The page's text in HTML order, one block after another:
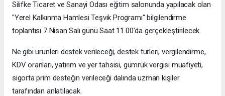
Silifke Ticaret ve Sanayi Odası eğitim salonunda yapılacak olan
"Yerel Kalkınma Hamlesi Teşvik Programı" bilgilendirme
toplantısı 7 Nisan Salı günü Saat 11.00’da gerçekleştirilecek.
Ne gibi ürünleri destek verileceği, destek türleri, vergilendirme,
KDV oranları, yatırım ve yer tahsisi, gümrük vergisi muafiyeti,
sigorta prim desteğin verileceği dalında uzman kişiler
tarafından anlatılacak.